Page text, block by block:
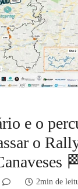
e o
o
2min de